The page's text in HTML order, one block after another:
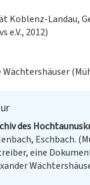
Koblenz-Landau,
e.V., 2012)
Wächtershäuser
des
Eschbach.
eine